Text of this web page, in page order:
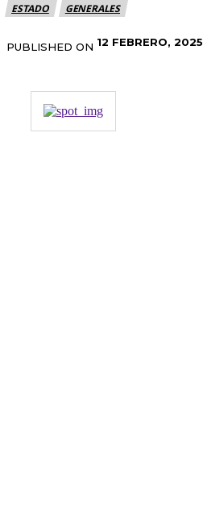
ESTADO GENERALES
PUBLISHED ON 12 FEBRERO, 2025